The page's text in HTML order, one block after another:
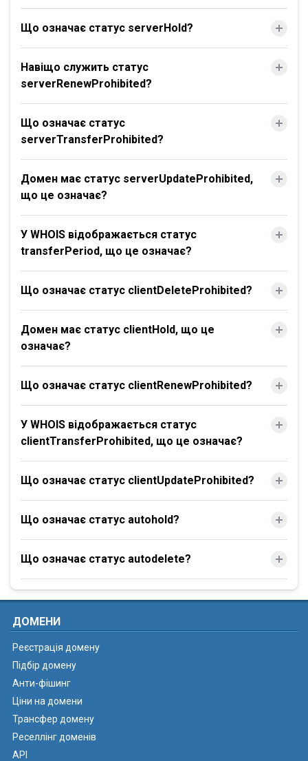
Що означає статус serverHold?
Навіщо служить статус
serverRenewProhibited?
Що означає статус
serverTransferProhibited?
Домен має статус serverUpdateProhibited,
що це означає?
У WHOIS відображається статус
transferPeriod, що це означає?
Що означає статус clientDeleteProhibited?
Домен має статус clientHold, що це
означає?
Що означає статус clientRenewProhibited?
У WHOIS відображається статус
clientTransferProhibited, що це означає?
Що означає статус clientUpdateProhibited?
Що означає статус autohold?
Що означає статус autodelete?
ДОМЕНИ
Реєстрація домену
Підбір домену
Анти-фішинг
Ціни на домени
Трансфер домену
Реселлінг доменів
API